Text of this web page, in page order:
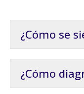
¿Cómo se
¿Cómo